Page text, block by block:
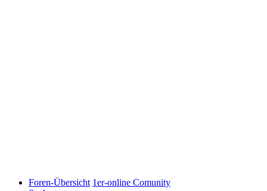
Foren-Übersicht 1er-online Comunity